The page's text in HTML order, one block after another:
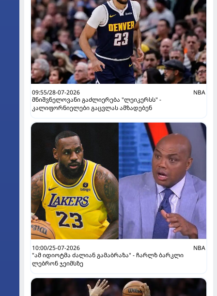
09:55/28-07-2026
NBA
მნიშვნელოვანი გაძლიერება "ლეიკერსს" -
კალიფორნიელები გაცვლას ამზადებენ
10:00/25-07-2026
NBA
"ამ იდიოტმა ძალიან გამაბრაზა" - ჩარლზ ბარკლი
ლებრონ ჯეიმსზე